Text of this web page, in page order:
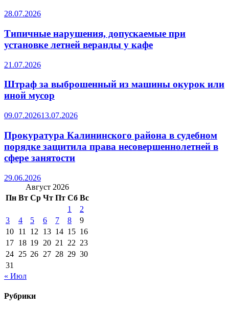
28.07.2026
Типичные нарушения, допускаемые при
установке летней веранды у кафе
21.07.2026
Штраф за выброшенный из машины окурок или
иной мусор
09.07.202613.07.2026
Прокуратура Калининского района в судебном
порядке защитила права несовершеннолетней в
сфере занятости
29.06.2026
Август 2026
Пн Вт Ср Чт Пт Сб Вс
1
2
3
4 5 6 7 8
9
10 11 12 13 14 15 16
17 18 19 20 21 22 23
24 25 26 27 28 29 30
31
« Июл
Рубрики